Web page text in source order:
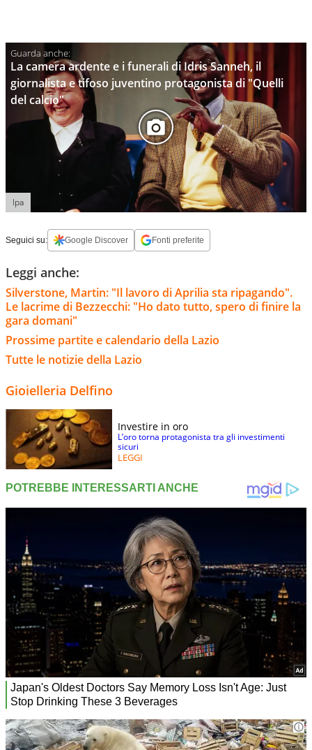
La camera ardente e i funerali di Idris Sanneh, il
giornalista e tifoso juventino protagonista di "Quelli
del calcio"
Ipa
Seguici su: Google Discover Fonti preferite
Leggi anche:
Silverstone, Martin: "Il lavoro di Aprilia sta ripagando".
Le lacrime di Bezzecchi: "Ho dato tutto, spero di finire la
gara domani"
Prossime partite e calendario della Lazio
Tutte le notizie della Lazio
Gioielleria Delfino
Investire in oro
L’oro torna protagonista tra gli investimenti
sicuri
LEGGI